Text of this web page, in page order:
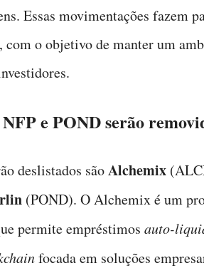
Essas movimentações fazem
com o objetivo de manter um
e POND serão
deslistados sãoAlchemix
(POND). O Alchemix é um
permite empréstimos auto-
focada em soluções